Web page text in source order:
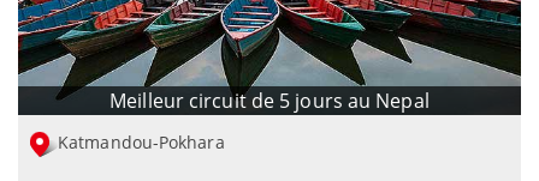
Meilleur circuit de 5 jours au Nepal
Katmandou-Pokhara